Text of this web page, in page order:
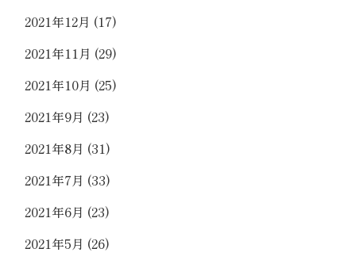
2021年12月 (17)
2021年11月 (29)
2021年10月 (25)
2021年9月 (23)
2021年8月 (31)
2021年7月 (33)
2021年6月 (23)
2021年5月 (26)